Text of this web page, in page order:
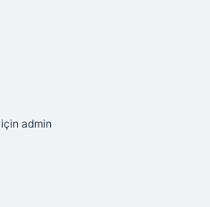
için admin